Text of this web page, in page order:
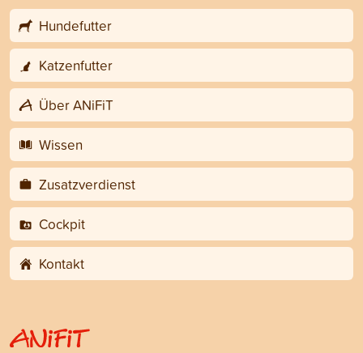
Hundefutter
Katzenfutter
Über ANiFiT
Wissen
Zusatzverdienst
Cockpit
Kontakt